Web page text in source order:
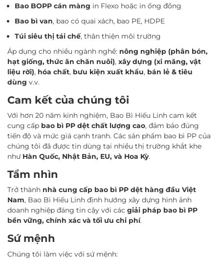
Bao BOPP cán màng in Flexo hoặc in ống đồng
Bao bì van, bao có quai xách, bao PE, HDPE
Túi siêu thị tái chế, thân thiện môi trường
Áp dụng cho nhiều ngành nghề: nông nghiệp (phân bón,
hạt giống, thức ăn chăn nuôi), xây dựng (xi măng, vật
liệu rời), hóa chất, bưu kiện xuất khẩu, bán lẻ & tiêu
dùng v.v.
Cam kết của chúng tôi
Với hơn 20 năm kinh nghiệm, Bao Bì Hiếu Linh cam kết
cung cấp bao bì PP dệt chất lượng cao, đảm bảo đúng
tiến độ và mức giá cạnh tranh. Các sản phẩm bao bì PP của
chúng tôi đã được tin dùng tại nhiều thị trường khắt khe
như Hàn Quốc, Nhật Bản, EU, và Hoa Kỳ.
Tầm nhìn
Trở thành nhà cung cấp bao bì PP dệt hàng đầu Việt
Nam, Bao Bì Hiếu Linh định hướng xây dựng hình ảnh
doanh nghiệp đáng tin cậy với các giải pháp bao bì PP
bền vững, chính xác và tối ưu chi phí.
Sứ mệnh
Chúng tôi làm việc với sứ mệnh: